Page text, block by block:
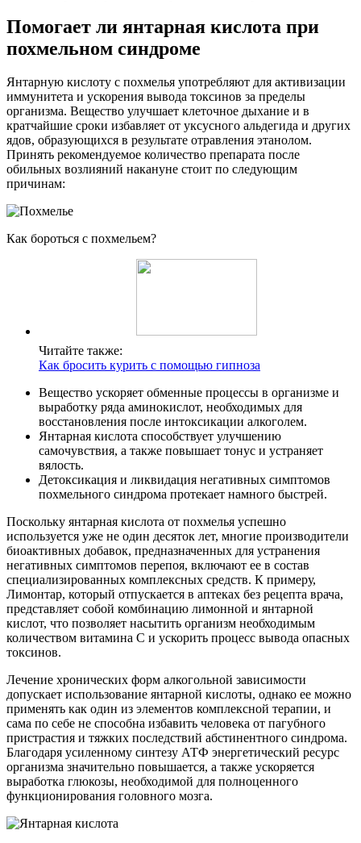
Помогает ли янтарная кислота при
похмельном синдроме
Янтарную кислоту с похмелья употребляют для активизации
иммунитета и ускорения вывода токсинов за пределы
организма. Вещество улучшает клеточное дыхание и в
кратчайшие сроки избавляет от уксусного альдегида и других
ядов, образующихся в результате отравления этанолом.
Принять рекомендуемое количество препарата после
обильных возлияний накануне стоит по следующим
причинам:
Как бороться с похмельем?
Читайте также:
Как бросить курить с помощью гипноза
Вещество ускоряет обменные процессы в организме и
выработку ряда аминокислот, необходимых для
восстановления после интоксикации алкоголем.
Янтарная кислота способствует улучшению
самочувствия, а также повышает тонус и устраняет
вялость.
Детоксикация и ликвидация негативных симптомов
похмельного синдрома протекает намного быстрей.
Поскольку янтарная кислота от похмелья успешно
используется уже не один десяток лет, многие производители
биоактивных добавок, предназначенных для устранения
негативных симптомов перепоя, включают ее в состав
специализированных комплексных средств. К примеру,
Лимонтар, который отпускается в аптеках без рецепта врача,
представляет собой комбинацию лимонной и янтарной
кислот, что позволяет насытить организм необходимым
количеством витамина C и ускорить процесс вывода опасных
токсинов.
Лечение хронических форм алкогольной зависимости
допускает использование янтарной кислоты, однако ее можно
применять как один из элементов комплексной терапии, и
сама по себе не способна избавить человека от пагубного
пристрастия и тяжких последствий абстинентного синдрома.
Благодаря усиленному синтезу АТФ энергетический ресурс
организма значительно повышается, а также ускоряется
выработка глюкозы, необходимой для полноценного
функционирования головного мозга.